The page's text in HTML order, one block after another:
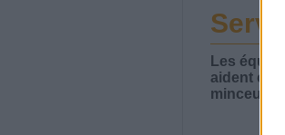
Les
aident
minceur.